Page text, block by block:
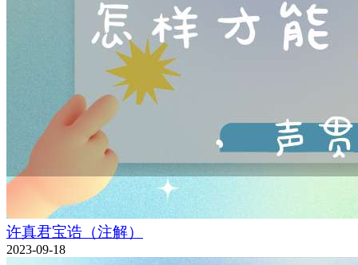
许真君宝诰（注解）
2023-09-18